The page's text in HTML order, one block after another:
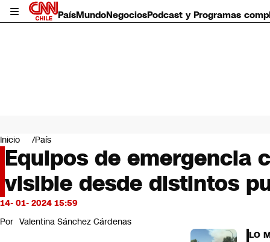
PaísMundoNegociosPodcast y Programas
Mundo
Negocios
Deportes
Programas completos
Cultura
Servicios
Bits
CNN Data
Inicio País
Equipos de emergencia
visible desde distintos
14- 01- 2024 15:59
Por Valentina Sánchez Cárdenas
LO